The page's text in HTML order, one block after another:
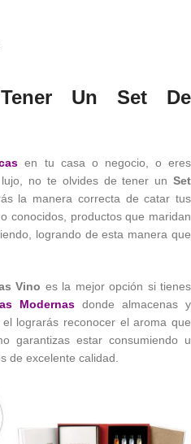
Un Set De
en tu casa o negocio, o eres
no te olvides de tener un Set
la manera correcta de catar tus
conocidos, productos que maridan
logrando de esta manera que
Vino es la mejor opción si tienes
Modernas donde almacenas y
lograrás reconocer el aroma que
garantizas estar consumiendo u
de excelente calidad.